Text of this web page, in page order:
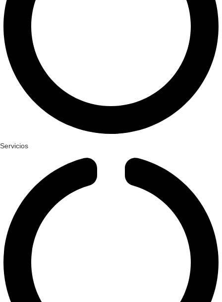
Servicios